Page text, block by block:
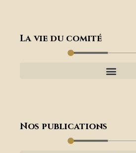
La vie du comité
Nos publications